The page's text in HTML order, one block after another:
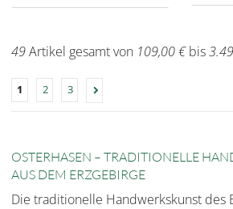
49Artikel gesamt von 109,00 €bis
1 2 3
OSTERHASEN – TRADITIONELLE
AUS DEM ERZGEBIRGE
Die traditionelle Handwerkskunst des